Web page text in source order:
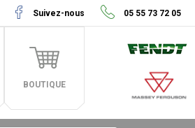
Suivez-nous 05 55 73 72 05
BOUTIQUE